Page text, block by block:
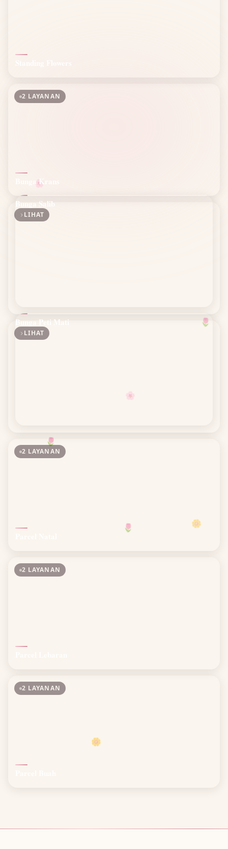
🌷
🌼
🌷
🌼
🌸
🌷
2 LAYANAN
Bunga Krans
LIHAT
Bunga Salib
LIHAT
Bunga Peti Mati
2 LAYANAN
2 LAYANAN
2 LAYANAN